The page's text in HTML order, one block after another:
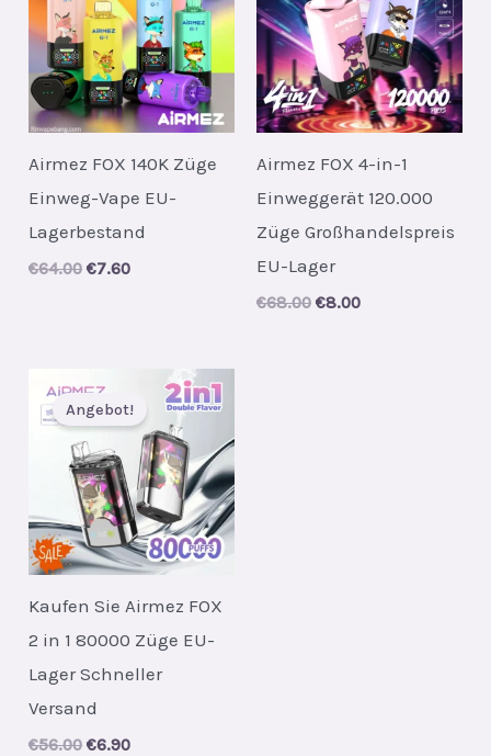
Airmez FOX 140K Züge
Einweg-Vape EU-
Lagerbestand
€64.00 Original
€7.60Current
Airmez FOX 4-in-1
Einweggerät 120.000
Züge Großhandelspreis
EU-Lager
€68.00 Original
€8.00Current
Angebot!
Kaufen Sie Airmez FOX
2 in 1 80000 Züge EU-
Lager Schneller
Versand
€56.00 Original
€6.90Current